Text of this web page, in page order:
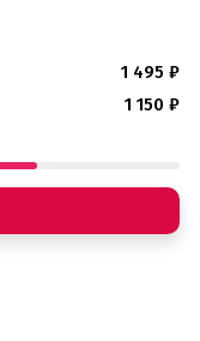
1 495 ₽
1 150 ₽